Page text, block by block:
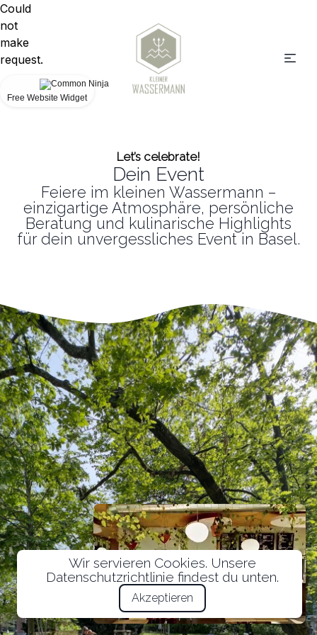
Let’s celebrate!
Dein Event
Feiere im kleinen Wassermann –
einzigartige Atmosphäre, persönliche
Beratung und kulinarische Highlights
für dein unvergessliches Event in Basel.
Wir servieren Cookies. Unsere
Datenschutzrichtlinie findest du unten.
Akzeptieren
Could
not
make
request.
Free Website Widget